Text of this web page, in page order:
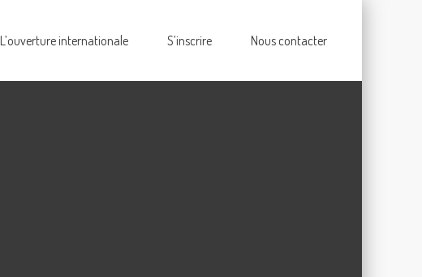
L’ouverture internationale S’inscrire Nous contacter